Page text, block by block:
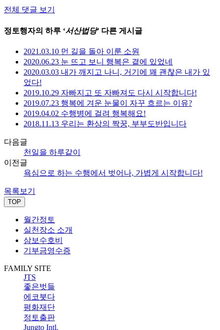
전체 댓글 보기
정토행자의 하루 ‘서산법당’ 다른 게시글
2021.03.10 먼 길을 돌아 이룬 소원
2020.06.23 눈 뜨고 보니 행복은 곁에 있었네
2020.03.03 내가 깨지고 나니, 거기에 꽤 괜찮은 내가 있
었다!
2019.10.29 자빠지고 또 자빠져도 다시 시작합니다!
2019.07.23 행복에 겨운 눈물이 자꾸 흐르는 이유?
2019.04.02 수행병에 걸려 행복해요!
2018.11.13 우리는 환상의 짝꿍, 부부도반입니다
다음글
천일을 하루같이
이전글
욕심으로 하는 수행에서 벗어나, 가볍게 시작합니다!
목록보기
TOP
월간정토
실천장소 소개
삼보수호비
기부금영수증
FAMILY SITE
JTS
좋은벗들
에코붓다
평화재단
정토출판
Jungto Intl.